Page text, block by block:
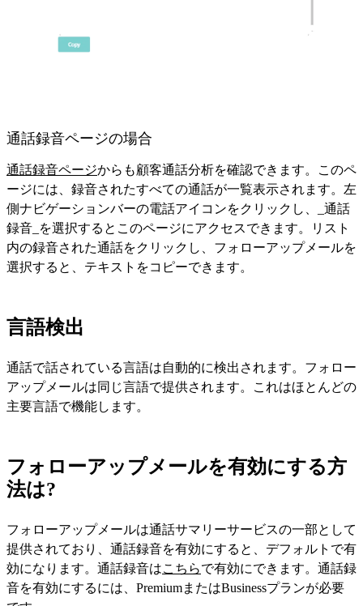
通話録音ページの場合
通話録音ページからも顧客通話分析を確認できます。このペ
ージには、録音されたすべての通話が一覧表示されます。左
側ナビゲーションバーの電話アイコンをクリックし、_通話
録音_を選択するとこのページにアクセスできます。リスト
内の録音された通話をクリックし、フォローアップメールを
選択すると、テキストをコピーできます。
言語検出
通話で話されている言語は自動的に検出されます。フォロー
アップメールは同じ言語で提供されます。これはほとんどの
主要言語で機能します。
フォローアップメールを有効にする方
法は?
フォローアップメールは通話サマリーサービスの一部として
提供されており、通話録音を有効にすると、デフォルトで有
効になります。通話録音はこちらで有効にできます。通話録
音を有効にするには、PremiumまたはBusinessプランが必要